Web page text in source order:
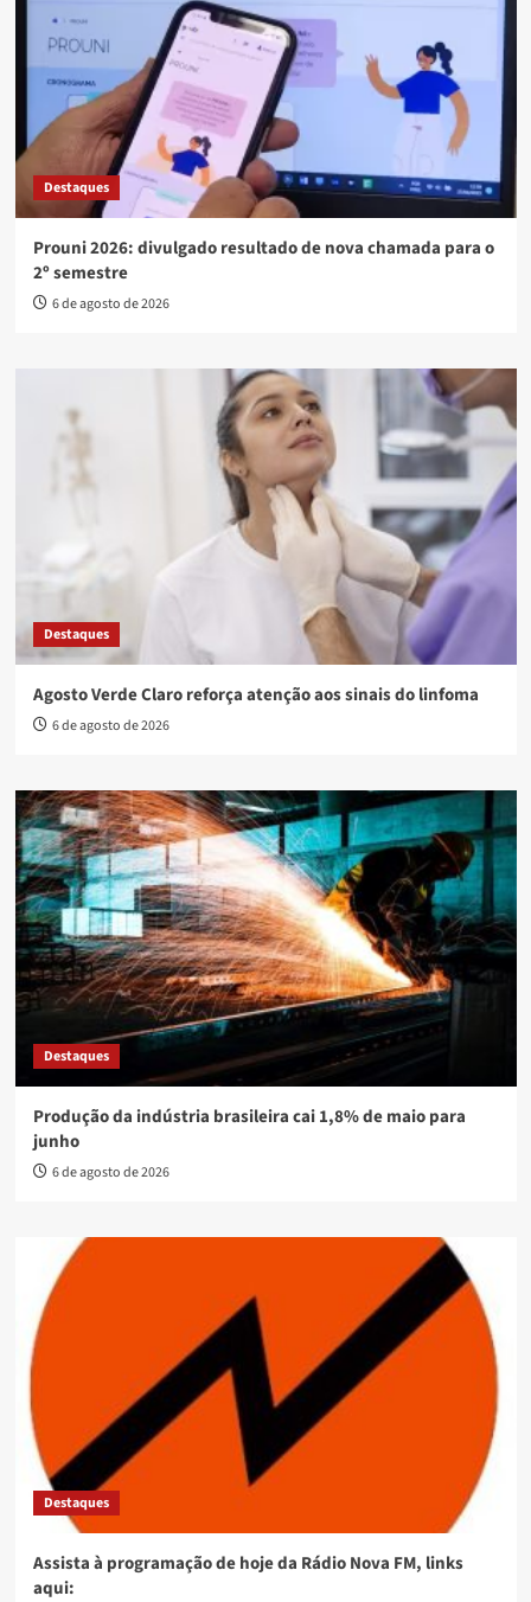
Destaques
Prouni 2026: divulgado resultado de nova chamada para o
2º semestre
6 de agosto de 2026
Destaques
Agosto Verde Claro reforça atenção aos sinais do linfoma
6 de agosto de 2026
Destaques
Produção da indústria brasileira cai 1,8% de maio para
junho
6 de agosto de 2026
Destaques
Assista à programação de hoje da Rádio Nova FM, links
aqui: